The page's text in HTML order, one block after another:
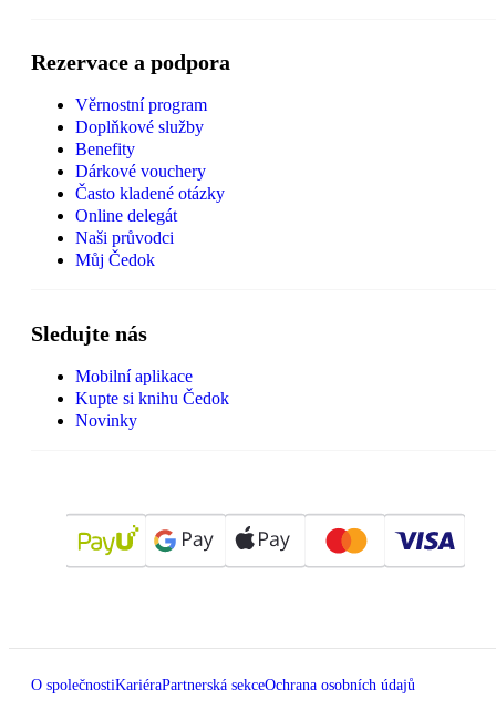
Rezervace a podpora
Věrnostní program
Doplňkové služby
Benefity
Dárkové vouchery
Často kladené otázky
Online delegát
Naši průvodci
Můj Čedok
Sledujte nás
Mobilní aplikace
Kupte si knihu Čedok
Novinky
O společnostiKariéraPartnerská sekceOchrana osobních údajů